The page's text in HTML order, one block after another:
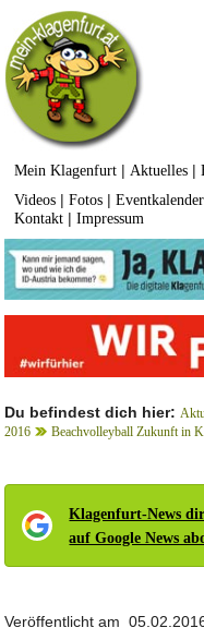
Mein Klagenfurt | Aktuelles |
Videos |Fotos |Eventkalender
Kontakt |Impressum
Du befindest dich hier:
2016
Beachvolleyball Zukunft in
Klagenfurt-News
auf Google News
Veröffentlicht am